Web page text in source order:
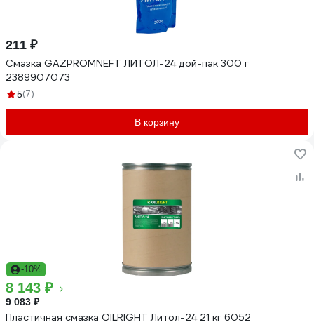
211 ₽
Смазка GAZPROMNEFT ЛИТОЛ-24 дой-пак 300 г
2389907073
5(7)
В корзину
-10%
8 143 ₽
9 083 ₽
Пластичная смазка OILRIGHT Литол-24 21 кг 6052